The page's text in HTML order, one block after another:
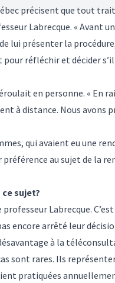
précisent que tout
Labrecque. « Avant
lui présenter la
réfléchir et décider
en personne. « En
à distance. Nous
qui avaient eu une
au sujet de la
sujet?
Labrecque.
encore arrêté leur
à la
sont rares. Ils
pratiquées